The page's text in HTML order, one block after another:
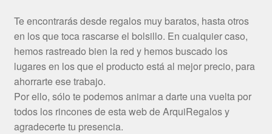
Te encontrarás desde regalos muy baratos, hasta otros
en los que toca rascarse el bolsillo. En cualquier caso,
hemos rastreado bien la red y hemos buscado los
lugares en los que el producto está al mejor precio, para
ahorrarte ese trabajo.
Por ello, sólo te podemos animar a darte una vuelta por
todos los rincones de esta web de ArquiRegalos y
agradecerte tu presencia.